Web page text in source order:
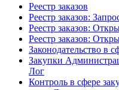
Реестр заказов
Реестр заказов:
Реестр заказов:
Реестр заказов:
Законодательство в
Закупки
Лог
Контроль в сфере